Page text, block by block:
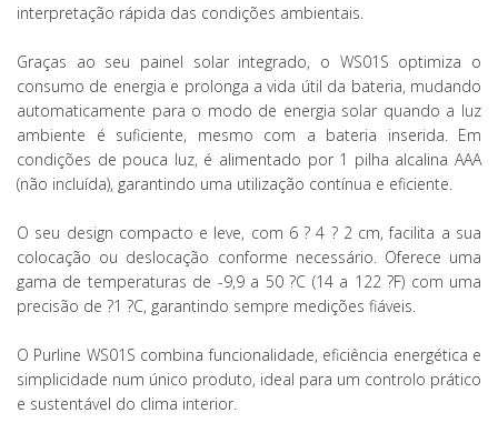
interpretação rápida das condições ambientais.
Graças ao seu painel solar integrado, o WS01S optimiza o
consumo de energia e prolonga a vida útil da bateria, mudando
automaticamente para o modo de energia solar quando a luz
ambiente é suficiente, mesmo com a bateria inserida. Em
condições de pouca luz, é alimentado por 1 pilha alcalina AAA
(não incluída), garantindo uma utilização contínua e eficiente.
O seu design compacto e leve, com 6 ? 4 ? 2 cm, facilita a sua
colocação ou deslocação conforme necessário. Oferece uma
gama de temperaturas de -9,9 a 50 ?C (14 a 122 ?F) com uma
precisão de ?1 ?C, garantindo sempre medições fiáveis.
O Purline WS01S combina funcionalidade, eficiência energética e
simplicidade num único produto, ideal para um controlo prático
e sustentável do clima interior.